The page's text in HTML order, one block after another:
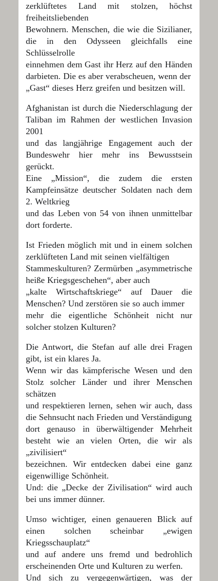
zerklüftetes Land mit stolzen, höchst
freiheitsliebenden
Bewohnern. Menschen, die wie die Sizilianer,
die in den Odysseen gleichfalls eine
Schlüsselrolle
einnehmen dem Gast ihr Herz auf den Händen
darbieten. Die es aber verabscheuen, wenn der
„Gast“ dieses Herz greifen und besitzen will.
Afghanistan ist durch die Niederschlagung der
Taliban im Rahmen der westlichen Invasion
2001
und das langjährige Engagement auch der
Bundeswehr hier mehr ins Bewusstsein
gerückt.
Eine „Mission“, die zudem die ersten
Kampfeinsätze deutscher Soldaten nach dem
2. Weltkrieg
und das Leben von 54 von ihnen unmittelbar
dort forderte.
Ist Frieden möglich mit und in einem solchen
zerklüfteten Land mit seinen vielfältigen
Stammeskulturen? Zermürben „asymmetrische
heiße Kriegsgeschehen“, aber auch
„kalte Wirtschaftskriege“ auf Dauer die
Menschen? Und zerstören sie so auch immer
mehr die eigentliche Schönheit nicht nur
solcher stolzen Kulturen?
Die Antwort, die Stefan auf alle drei Fragen
gibt, ist ein klares Ja.
Wenn wir das kämpferische Wesen und den
Stolz solcher Länder und ihrer Menschen
schätzen
und respektieren lernen, sehen wir auch, dass
die Sehnsucht nach Frieden und Verständigung
dort genauso in überwältigender Mehrheit
besteht wie an vielen Orten, die wir als
„zivilisiert“
bezeichnen. Wir entdecken dabei eine ganz
eigenwillige Schönheit.
Und: die „Decke der Zivilisation“ wird auch
bei uns immer dünner.
Umso wichtiger, einen genaueren Blick auf
einen solchen scheinbar „ewigen
Kriegsschauplatz“
und auf andere uns fremd und bedrohlich
erscheinenden Orte und Kulturen zu werfen.
Und sich zu vergegenwärtigen, was der